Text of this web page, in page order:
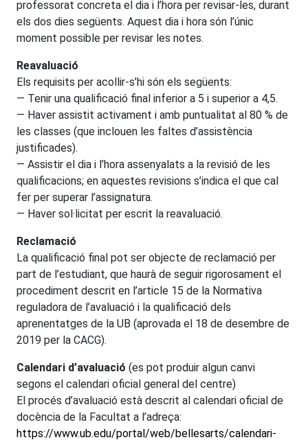
professorat concreta el dia i l’hora per revisar-les, durant
els dos dies següents. Aquest dia i hora són l’únic
moment possible per revisar les notes.
Reavaluació
Els requisits per acollir-s’hi són els següents:
— Tenir una qualificació final inferior a 5 i superior a 4,5.
— Haver assistit activament i amb puntualitat al 80 % de
les classes (que inclouen les faltes d’assistència
justificades).
— Assistir el dia i l’hora assenyalats a la revisió de les
qualificacions; en aquestes revisions s’indica el que cal
fer per superar l’assignatura.
— Haver sol·licitat per escrit la reavaluació.
Reclamació
La qualificació final pot ser objecte de reclamació per
part de l’estudiant, que haurà de seguir rigorosament el
procediment descrit en l’article 15 de la Normativa
reguladora de l’avaluació i la qualificació dels
aprenentatges de la UB (aprovada el 18 de desembre de
2019 per la CACG).
Calendari d’avaluació (es pot produir algun canvi
segons el calendari oficial general del centre)
El procés d’avaluació està descrit al calendari oficial de
docència de la Facultat a l’adreça:
https://www.ub.edu/portal/web/bellesarts/calendari-